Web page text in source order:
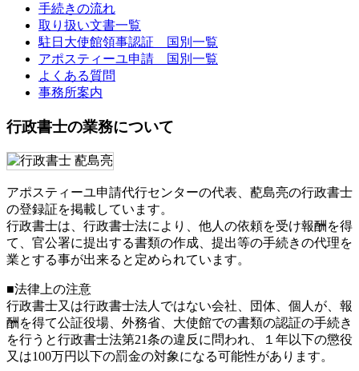
手続きの流れ
取り扱い文書一覧
駐日大使館領事認証 国別一覧
アポスティーユ申請 国別一覧
よくある質問
事務所案内
行政書士の業務について
アポスティーユ申請代行センターの代表、蓜島亮の行政書士
の登録証を掲載しています。
行政書士は、行政書士法により、他人の依頼を受け報酬を得
て、官公署に提出する書類の作成、提出等の手続きの代理を
業とする事が出来ると定められています。
■法律上の注意
行政書士又は行政書士法人ではない会社、団体、個人が、報
酬を得て公証役場、外務省、大使館での書類の認証の手続き
を行うと行政書士法第21条の違反に問われ、
１年以下の懲役
又は100万円以下の罰金の対象になる可能性があります。